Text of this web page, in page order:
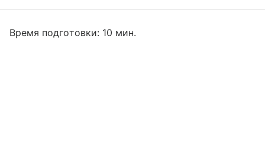
Время подготовки: 10 мин.